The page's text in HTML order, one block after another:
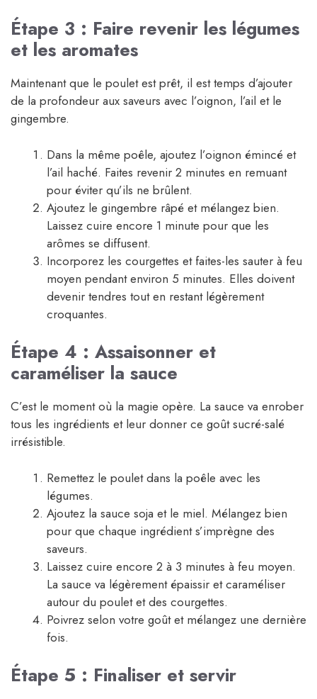
Étape 3 : Faire revenir les légumes
et les aromates
Maintenant que le poulet est prêt, il est temps d’ajouter
de la profondeur aux saveurs avec l’oignon, l’ail et le
gingembre.
Dans la même poêle, ajoutez l’oignon émincé et
l’ail haché. Faites revenir 2 minutes en remuant
pour éviter qu’ils ne brûlent.
Ajoutez le gingembre râpé et mélangez bien.
Laissez cuire encore 1 minute pour que les
arômes se diffusent.
Incorporez les courgettes et faites-les sauter à feu
moyen pendant environ 5 minutes. Elles doivent
devenir tendres tout en restant légèrement
croquantes.
Étape 4 : Assaisonner et
caraméliser la sauce
C’est le moment où la magie opère. La sauce va enrober
tous les ingrédients et leur donner ce goût sucré-salé
irrésistible.
Remettez le poulet dans la poêle avec les
légumes.
Ajoutez la sauce soja et le miel. Mélangez bien
pour que chaque ingrédient s’imprègne des
saveurs.
Laissez cuire encore 2 à 3 minutes à feu moyen.
La sauce va légèrement épaissir et caraméliser
autour du poulet et des courgettes.
Poivrez selon votre goût et mélangez une dernière
fois.
Étape 5 : Finaliser et servir